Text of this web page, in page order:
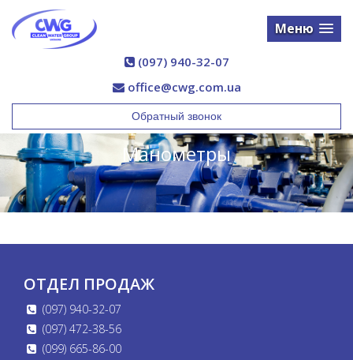
Меню
(097) 940-32-07
office@cwg.com.ua
Обратный звонок
Манометры
ОТДЕЛ ПРОДАЖ
(097) 940-32-07
(097) 472-38-56
(099) 665-86-00